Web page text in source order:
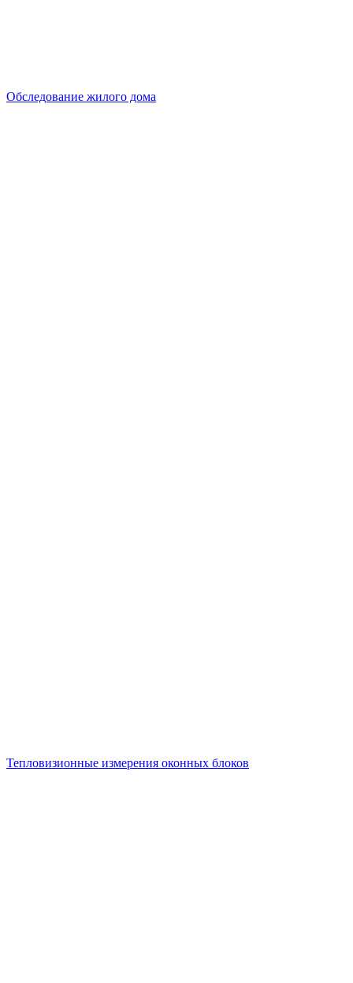
Обследование жилого дома
Тепловизионные измерения оконных блоков